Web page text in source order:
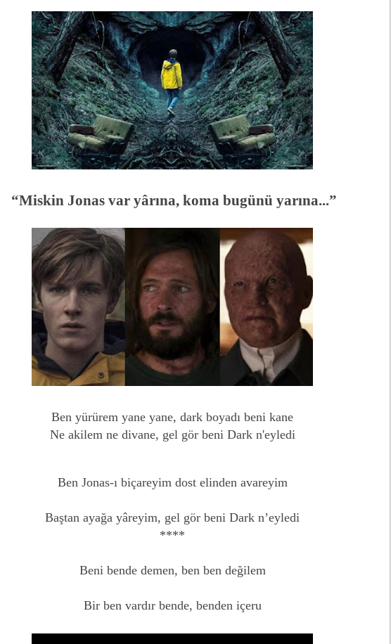
“Miskin Jonas var yârına, koma bugünü yarına...”
Ben yürürem yane yane, dark boyadı beni kane
Ne akilem ne divane, gel gör beni Dark n'eyledi
Ben Jonas-ı biçareyim dost elinden avareyim
Baştan ayağa yâreyim, gel gör beni Dark n’eyledi
****
Beni bende demen, ben ben değilem
Bir ben vardır bende, benden içeru